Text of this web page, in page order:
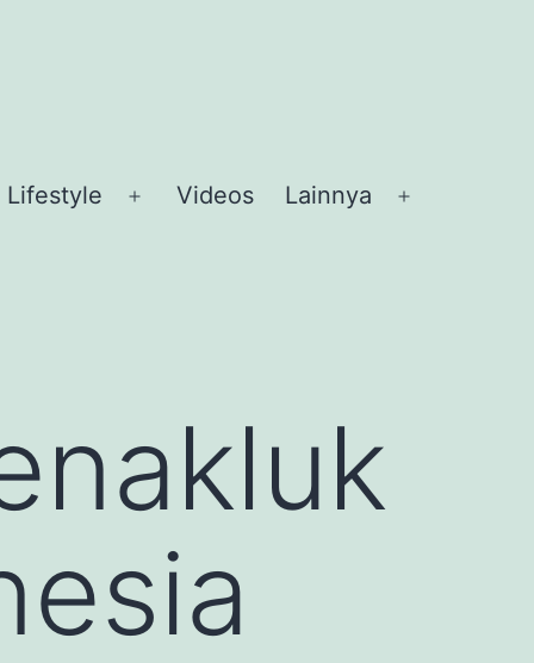
Lifestyle
Open
Videos Lainnya